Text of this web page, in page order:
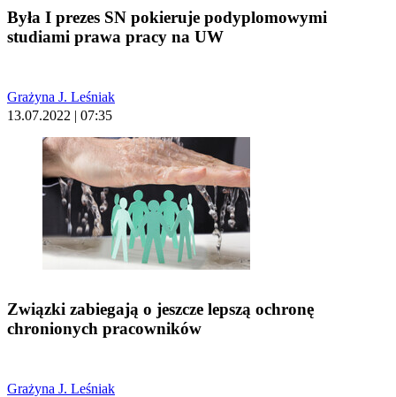
Była I prezes SN pokieruje podyplomowymi
studiami prawa pracy na UW
Grażyna J. Leśniak
13.07.2022 | 07:35
Związki zabiegają o jeszcze lepszą ochronę
chronionych pracowników
Grażyna J. Leśniak